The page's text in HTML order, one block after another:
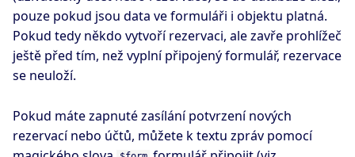
pouze pokud jsou data ve formuláři i objektu platná.
Pokud tedy někdo vytvoří rezervaci, ale zavře prohlížeč
ještě před tím, než vyplní připojený formulář, rezervace
se neuloží.
Pokud máte zapnuté zasílání potvrzení nových
rezervací nebo účtů, můžete k textu zpráv pomocí